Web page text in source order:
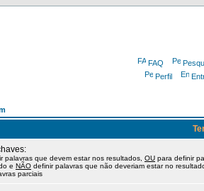
FAQ
Perfil
palavras que devem estar nos resultados, OU para definir
e NÃO definir palavras que não deveriam estar no
parciais